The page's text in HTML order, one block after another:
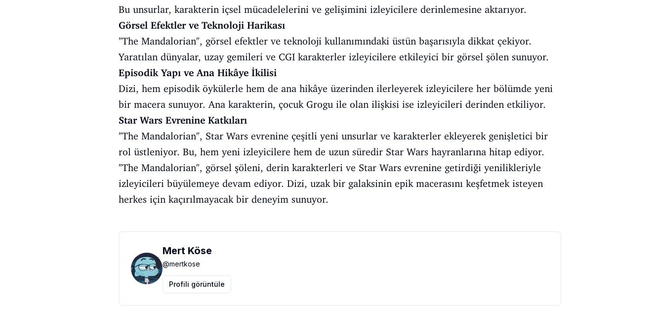
Bu unsurlar, karakterin içsel mücadelelerini ve gelişimini izleyicilere derinlemesine aktarıyor.
Görsel Efektler ve Teknoloji Harikası
"The Mandalorian", görsel efektler ve teknoloji kullanımındaki üstün başarısıyla dikkat çekiyor.
Yaratılan dünyalar, uzay gemileri ve CGI karakterler izleyicilere etkileyici bir görsel şölen sunuyor.
Episodik Yapı ve Ana Hikâye İkilisi
Dizi, hem episodik öykülerle hem de ana hikâye üzerinden ilerleyerek izleyicilere her bölümde yeni
bir macera sunuyor. Ana karakterin, çocuk Grogu ile olan ilişkisi ise izleyicileri derinden etkiliyor.
Star Wars Evrenine Katkıları
"The Mandalorian", Star Wars evrenine çeşitli yeni unsurlar ve karakterler ekleyerek genişletici bir
rol üstleniyor. Bu, hem yeni izleyicilere hem de uzun süredir Star Wars hayranlarına hitap ediyor.
"The Mandalorian", görsel şöleni, derin karakterleri ve Star Wars evrenine getirdiği yenilikleriyle
izleyicileri büyülemeye devam ediyor. Dizi, uzak bir galaksinin epik macerasını keşfetmek isteyen
herkes için kaçırılmayacak bir deneyim sunuyor.
Mert Köse
@mertkose
Profili görüntüle